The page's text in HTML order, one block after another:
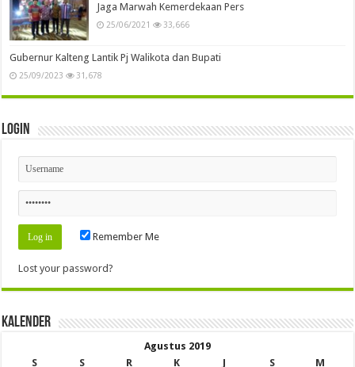
Jaga Marwah Kemerdekaan Pers
25/06/2021 33,666
Gubernur Kalteng Lantik Pj Walikota dan Bupati
25/09/2023 31,678
Login
Remember Me
Lost your password?
Kalender
Agustus 2019
S
S R K J S
M